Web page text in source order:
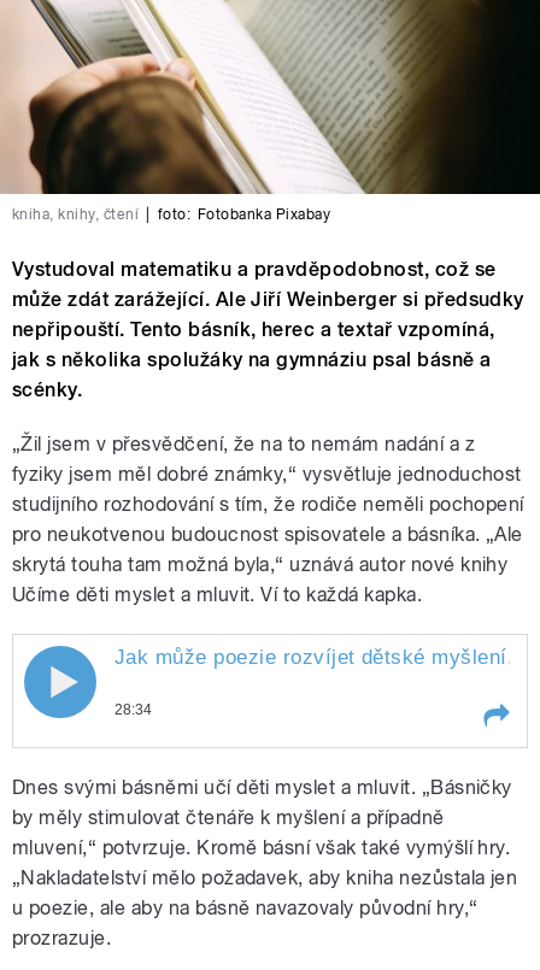
kniha, knihy, čtení foto: Fotobanka Pixabay
Vystudoval matematiku a pravděpodobnost, což se
může zdát zarážející. Ale Jiří Weinberger si předsudky
nepřipouští. Tento básník, herec a textař vzpomíná,
jak s několika spolužáky na gymnáziu psal básně a
scénky.
„Žil jsem v přesvědčení, že na to nemám nadání a z
fyziky jsem měl dobré známky,“ vysvětluje jednoduchost
studijního rozhodování s tím, že rodiče neměli pochopení
pro neukotvenou budoucnost spisovatele a básníka. „Ale
skrytá touha tam možná byla,“ uznává autor nové knihy
Učíme děti myslet a mluvit. Ví to každá kapka.
Jak může poezie rozvíjet dětské myšlení,
28:34
logiku a řeč? Ptáme se Jiřího Weinbergera,
básníka, herce, textaře a absolventa
Matematicko-fyzikální fakulty UK v Praze.
Moderuje Zuzana Burešová.
Dnes svými básněmi učí děti myslet a mluvit. „Básničky
by měly stimulovat čtenáře k myšlení a případně
mluvení,“ potvrzuje. Kromě básní však také vymýšlí hry.
„Nakladatelství mělo požadavek, aby kniha nezůstala jen
u poezie, ale aby na básně navazovaly původní hry,“
prozrazuje.